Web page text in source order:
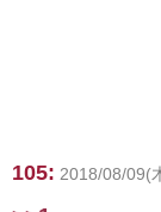
105: 2018/08/09(